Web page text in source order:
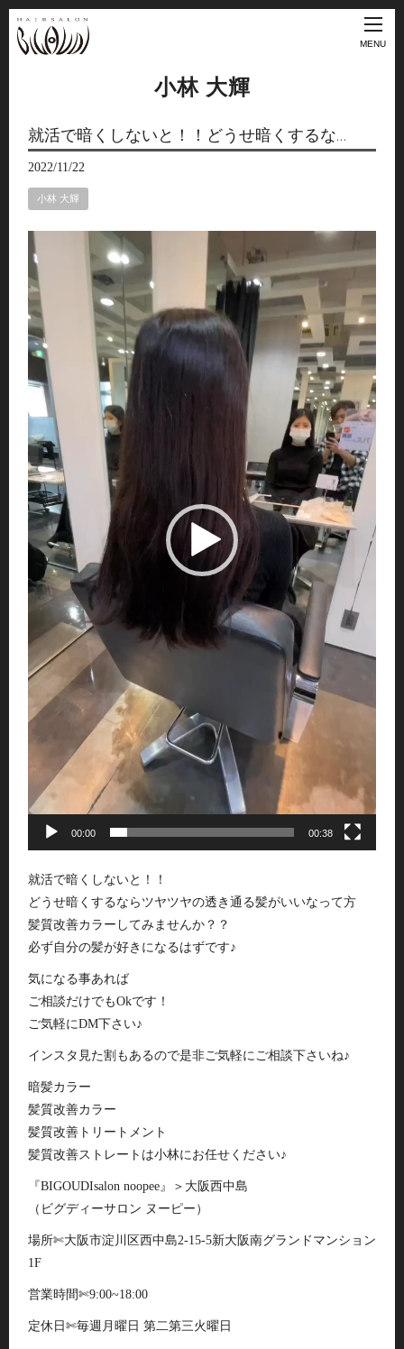
MENU
小林 大輝
就活で暗くしないと！！どうせ暗くするな…
2022/11/22
小林 大輝
動
画
プ
レ
ー
ヤ
ー
00:00 00:38
就活で暗くしないと！！
どうせ暗くするならツヤツヤの透き通る髪がいいなって方
髪質改善カラーしてみませんか？？
必ず自分の髪が好きになるはずです♪
気になる事あれば
ご相談だけでもOkです！
ご気軽にDM下さい♪
インスタ見た割もあるので是非ご気軽にご相談下さいね♪
暗髪カラー
髪質改善カラー
髪質改善トリートメント
髪質改善ストレートは小林にお任せください♪
『BIGOUDIsalon noopee』＞大阪西中島
（ビグディーサロン ヌーピー）
場所✄大阪市淀川区西中島2-15-5新大阪南グランドマンション
1F
営業時間✄9:00~18:00
定休日✄毎週月曜日 第二第三火曜日